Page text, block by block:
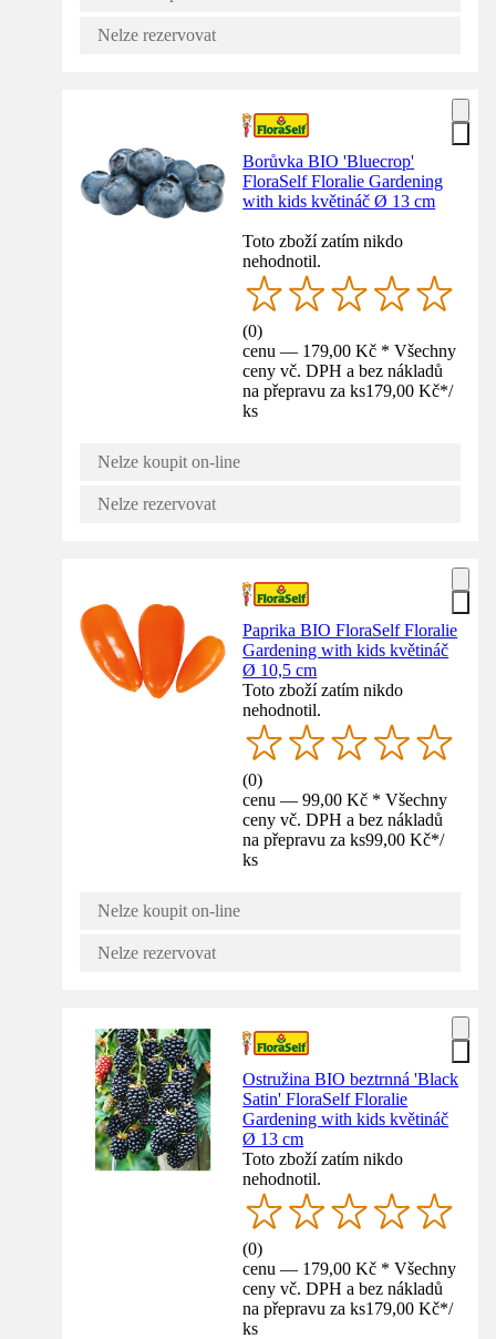
Nelze rezervovat
Borůvka BIO 'Bluecrop'
FloraSelf Floralie Gardening
with kids květináč Ø 13 cm
Toto zboží zatím nikdo
nehodnotil.
(0)
cenu — 179,00 Kč * Všechny
ceny vč. DPH a bez nákladů
na přepravu za ks179,00 Kč*/
ks
Nelze koupit on-line
Nelze rezervovat
Paprika BIO FloraSelf Floralie
Gardening with kids květináč
Ø 10,5 cm
Toto zboží zatím nikdo
nehodnotil.
(0)
cenu — 99,00 Kč * Všechny
ceny vč. DPH a bez nákladů
na přepravu za ks99,00 Kč*/
ks
Nelze koupit on-line
Nelze rezervovat
Ostružina BIO beztrnná 'Black
Satin' FloraSelf Floralie
Gardening with kids květináč
Ø 13 cm
Toto zboží zatím nikdo
nehodnotil.
(0)
cenu — 179,00 Kč * Všechny
ceny vč. DPH a bez nákladů
na přepravu za ks179,00 Kč*/
ks